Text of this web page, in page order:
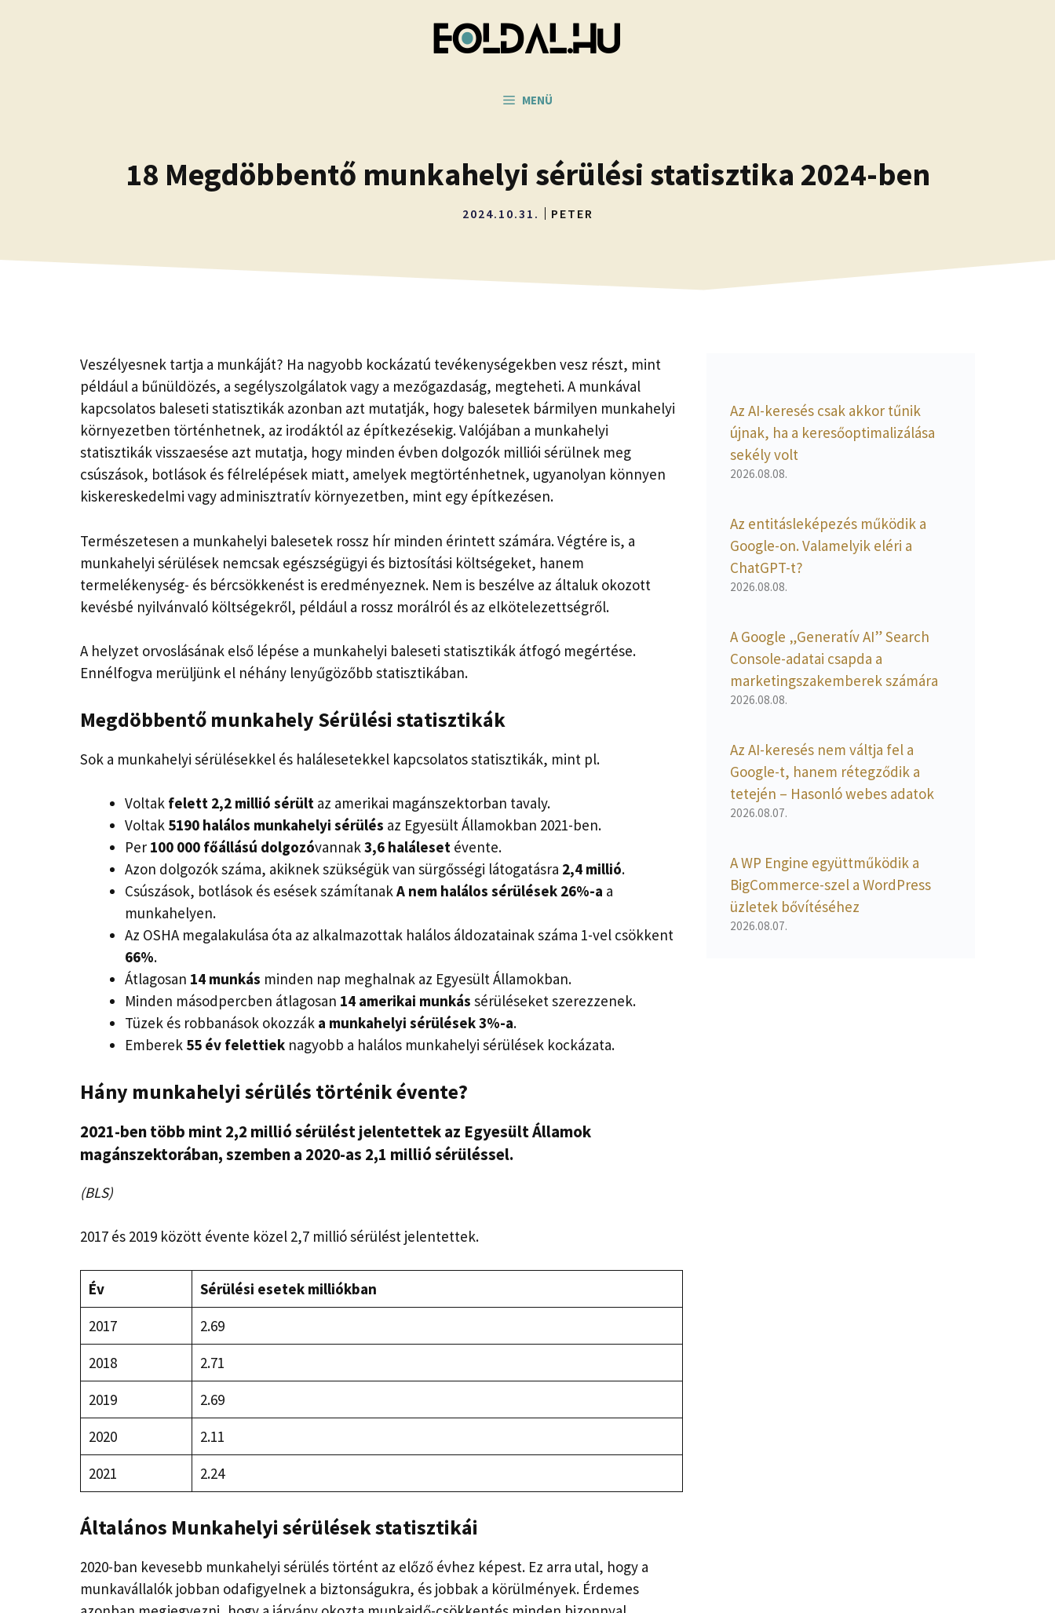
MENÜ
18 Megdöbbentő munkahelyi sérülési statisztika 2024-ben
2024.10.31. PETER
Veszélyesnek tartja a munkáját? Ha nagyobb kockázatú tevékenységekben vesz részt, mint
például a bűnüldözés, a segélyszolgálatok vagy a mezőgazdaság, megteheti. A munkával
kapcsolatos baleseti statisztikák azonban azt mutatják, hogy balesetek bármilyen munkahelyi
környezetben történhetnek, az irodáktól az építkezésekig. Valójában a munkahelyi
statisztikák visszaesése azt mutatja, hogy minden évben dolgozók milliói sérülnek meg
csúszások, botlások és félrelépések miatt, amelyek megtörténhetnek, ugyanolyan könnyen
kiskereskedelmi vagy adminisztratív környezetben, mint egy építkezésen.
Természetesen a munkahelyi balesetek rossz hír minden érintett számára. Végtére is, a
munkahelyi sérülések nemcsak egészségügyi és biztosítási költségeket, hanem
termelékenység- és bércsökkenést is eredményeznek. Nem is beszélve az általuk okozott
kevésbé nyilvánvaló költségekről, például a rossz morálról és az elkötelezettségről.
A helyzet orvoslásának első lépése a munkahelyi baleseti statisztikák átfogó megértése.
Ennélfogva merüljünk el néhány lenyűgözőbb statisztikában.
Megdöbbentő munkahely Sérülési statisztikák
Sok a munkahelyi sérülésekkel és halálesetekkel kapcsolatos statisztikák, mint pl.
Voltak felett 2,2 millió sérült az amerikai magánszektorban tavaly.
Voltak 5190 halálos munkahelyi sérülés az Egyesült Államokban 2021-ben.
Per 100 000 főállású dolgozóvannak3,6 haláleset évente.
Azon dolgozók száma, akiknek szükségük van sürgősségi látogatásra 2,4 millió.
Csúszások, botlások és esések számítanakA nem halálos sérülések 26%-a a
munkahelyen.
Az OSHA megalakulása óta az alkalmazottak halálos áldozatainak száma 1-vel csökkent
66%.
Átlagosan 14 munkás minden nap meghalnak az Egyesült Államokban.
Minden másodpercben átlagosan 14 amerikai munkás sérüléseket szerezzenek.
Tüzek és robbanások okozzák a munkahelyi sérülések 3%-a.
Emberek 55 év felettiek nagyobb a halálos munkahelyi sérülések kockázata.
Hány munkahelyi sérülés történik évente?
2021-ben több mint 2,2 millió sérülést jelentettek az Egyesült Államok
magánszektorában, szemben a 2020-as 2,1 millió sérüléssel.
(BLS)
2017 és 2019 között évente közel 2,7 millió sérülést jelentettek.
Év
Sérülési esetek milliókban
2017
2.69
2018
2.71
2019
2.69
2020
2.11
2021
2.24
Általános Munkahelyi sérülések statisztikái
2020-ban kevesebb munkahelyi sérülés történt az előző évhez képest. Ez arra utal, hogy a
munkavállalók jobban odafigyelnek a biztonságukra, és jobbak a körülmények. Érdemes
Az AI-keresés csak akkor tűnik
újnak, ha a keresőoptimalizálása
sekély volt
2026.08.08.
Az entitásleképezés működik a
Google-on. Valamelyik eléri a
ChatGPT-t?
2026.08.08.
A Google „Generatív AI” Search
Console-adatai csapda a
marketingszakemberek számára
2026.08.08.
Az AI-keresés nem váltja fel a
Google-t, hanem rétegződik a
tetején – Hasonló webes adatok
2026.08.07.
A WP Engine együttműködik a
BigCommerce-szel a WordPress
üzletek bővítéséhez
2026.08.07.